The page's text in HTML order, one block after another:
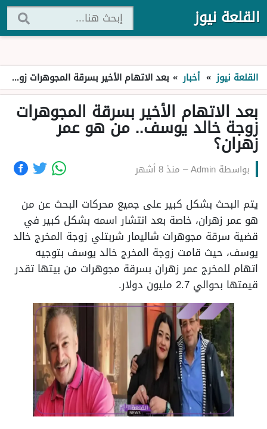
القلعة نيوز
القلعة نيوز » أخبار » بعد الاتهام الأخير بسرقة المجوهرات زوجة خالد يوسف.. من هو عمر زهران؟
بعد الاتهام الأخير بسرقة المجوهرات
زوجة خالد يوسف.. من هو عمر
زهران؟
بواسطة Admin
– منذ 8 أشهر
يتم البحث بشكل كبير على جميع محركات البحث عن من
هو عمر زهران، خاصة بعد انتشار اسمه بشكل كبير في
قضية سرقة مجوهرات شاليمار شربتلي زوجة المخرج خالد
يوسف، حيث قامت زوجة المخرج خالد يوسف بتوجيه
اتهام للمخرج عمر زهران بسرقة مجوهرات من بيتها تقدر
قيمتها بحوالي 2.7 مليون دولار.